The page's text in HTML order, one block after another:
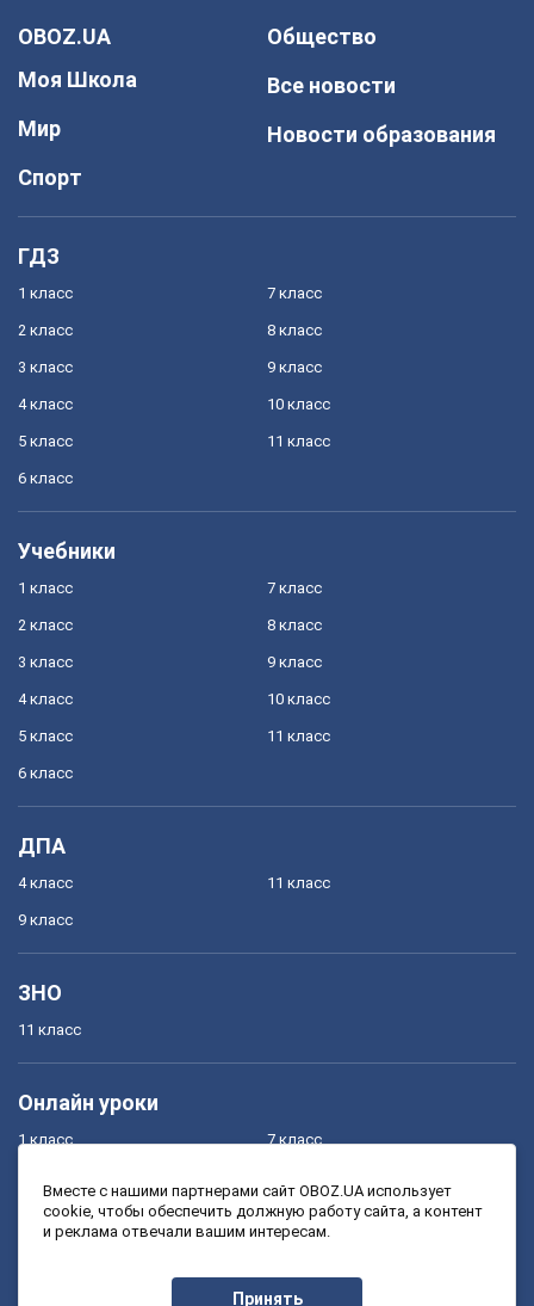
OBOZ.UA
Моя Школа
Мир
Спорт
Общество
Все новости
Новости образования
ГДЗ
1 класс
2 класс
3 класс
4 класс
5 класс
6 класс
7 класс
8 класс
9 класс
10 класс
11 класс
Учебники
1 класс
2 класс
3 класс
4 класс
5 класс
6 класс
7 класс
8 класс
9 класс
10 класс
11 класс
ДПА
4 класс
9 класс
11 класс
ЗНО
11 класс
Онлайн уроки
1 класс
3 класс
7 класс
9 класс
Вместе с нашими партнерами сайт OBOZ.UA использует
cookie, чтобы обеспечить должную работу сайта, а контент
и реклама отвечали вашим интересам.
Принять